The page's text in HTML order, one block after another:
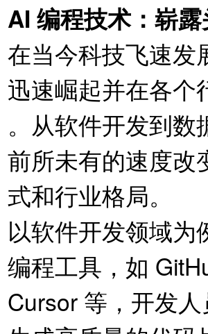
AI 编程技术：崭
在当今科技飞速发
迅速崛起并在各个
。从软件开发到
前所未有的速度改
式和行业格局。
以软件开发领域
编程工具，如
Cursor 等，开发